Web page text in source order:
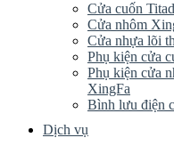
Cửa cuốn
Cửa nhôm
Cửa nhựa lõi
Phụ kiện cửa
Phụ kiện cửa
XingFa
Bình lưu điện
Dịch vụ